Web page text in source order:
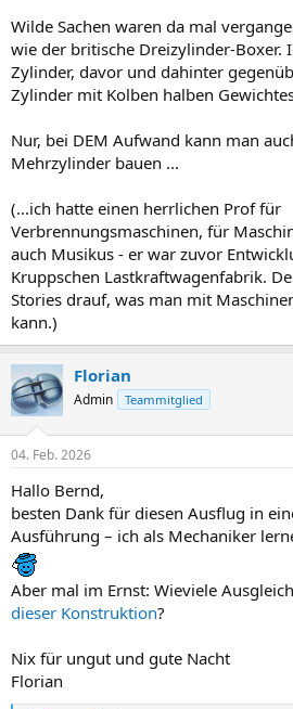
Wilde Sachen waren da mal
wie der britische Dreizylinder-Boxer.
Zylinder, davor und dahinter
Zylinder mit Kolben halben
Nur, bei DEM Aufwand kann man
Mehrzylinder bauen ...
(...ich hatte einen herrlichen Prof für
Verbrennungsmaschinen, für
auch Musikus - er war zuvor
Kruppschen Lastkraftwagenfabrik.
Stories drauf, was man mit
kann.)
Florian
Admin Teammitglied
04. Feb. 2026
Hallo Bernd,
besten Dank für diesen Ausflug in
Ausführung – ich als Mechaniker
Aber mal im Ernst: Wieviele
dieser Konstruktion?
Nix für ungut und gute Nacht
Florian